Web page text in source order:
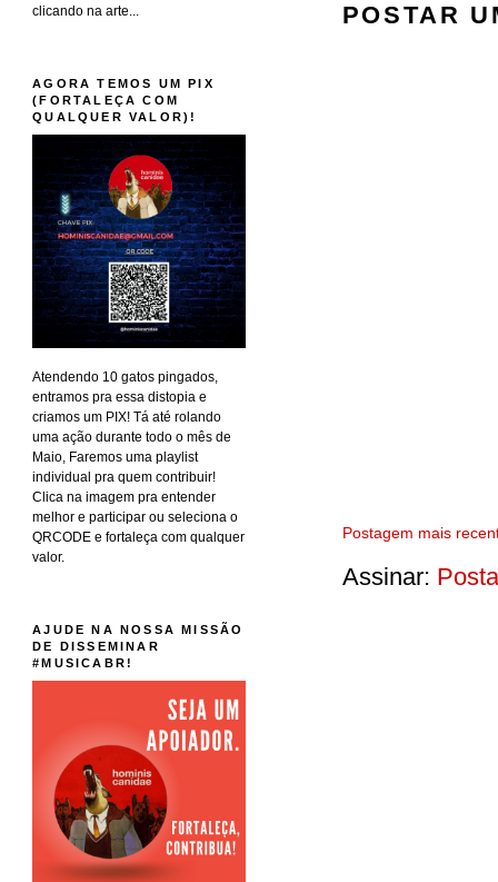
POSTAR
Postagem mais
Assinar:
clicando na arte...
AGORA TEMOS UM PIX
(FORTALEÇA COM
QUALQUER VALOR)!
Atendendo 10 gatos pingados,
entramos pra essa distopia e
criamos um PIX! Tá até rolando
uma ação durante todo o mês de
Maio, Faremos uma playlist
individual pra quem contribuir!
Clica na imagem pra entender
melhor e participar ou seleciona o
QRCODE e fortaleça com qualquer
valor.
AJUDE NA NOSSA MISSÃO
DE DISSEMINAR
#MUSICABR!